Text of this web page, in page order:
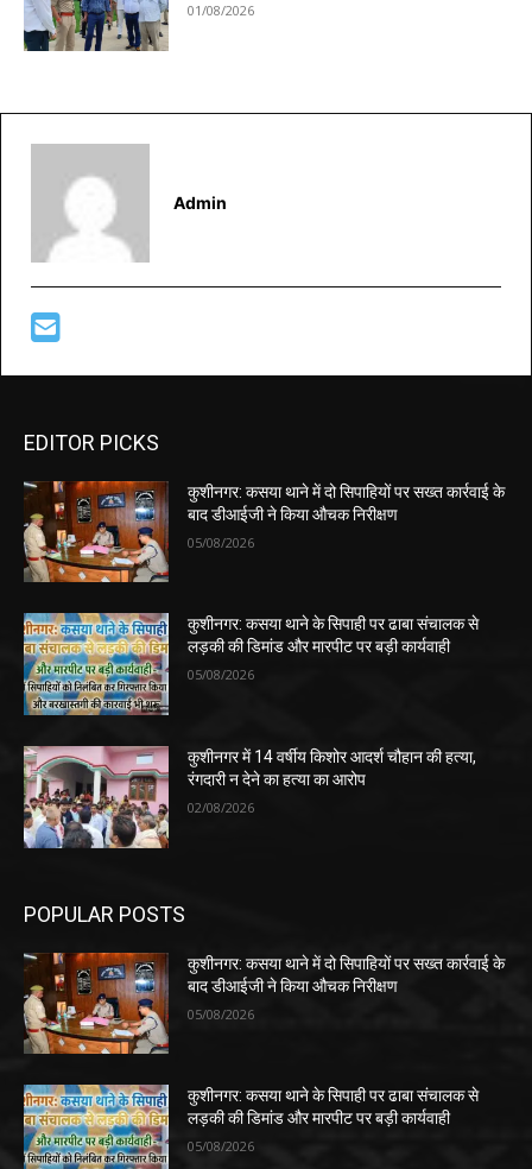
01/08/2026
Admin
EDITOR PICKS
कुशीनगर: कसया थाने में दो सिपाहियों पर सख्त कार्रवाई के
बाद डीआईजी ने किया औचक निरीक्षण
05/08/2026
कुशीनगर: कसया थाने के सिपाही पर ढाबा संचालक से
लड़की की डिमांड और मारपीट पर बड़ी कार्यवाही
05/08/2026
कुशीनगर में 14 वर्षीय किशोर आदर्श चौहान की हत्या,
रंगदारी न देने का हत्या का आरोप
02/08/2026
POPULAR POSTS
कुशीनगर: कसया थाने में दो सिपाहियों पर सख्त कार्रवाई के
बाद डीआईजी ने किया औचक निरीक्षण
05/08/2026
कुशीनगर: कसया थाने के सिपाही पर ढाबा संचालक से
लड़की की डिमांड और मारपीट पर बड़ी कार्यवाही
05/08/2026